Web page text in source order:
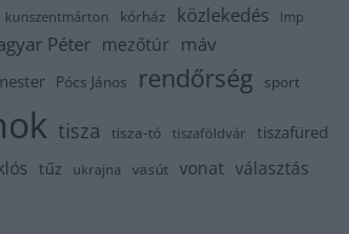
kunszentmárton kórház közlekedés lmp
Péter mezőtúr máv
Pócs János rendőrség sport
tisza tisza-tó tiszaföldvár tiszafüred
tűz ukrajna vasút vonat választás